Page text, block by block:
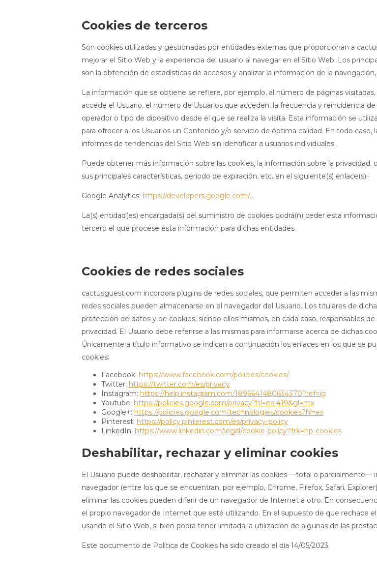
Cookies de terceros
Son cookies utilizadas y gestionadas por entidades externas que proporcionan a
mejorar el Sitio Web y la experiencia del usuario al navegar en el Sitio Web. Los
son la obtención de estadísticas de accesos y analizar la información de la
La información que se obtiene se refiere, por ejemplo, al número de páginas
accede el Usuario, el número de Usuarios que acceden, la frecuencia y reincidencia
operador o tipo de dipositivo desde el que se realiza la visita. Esta información se
para ofrecer a los Usuarios un Contenido y/o servicio de óptima calidad. En todo
informes de tendencias del Sitio Web sin identificar a usuarios individuales.
Puede obtener más información sobre las cookies, la información sobre la
sus principales características, periodo de expiración, etc. en el siguiente(s) enlace(s):
Google Analytics: https://developers.google.com/...
La(s) entidad(es) encargada(s) del suministro de cookies podrá(n) ceder esta
tercero el que procese esta información para dichas entidades.
Cookies de redes sociales
cactusguest.com incorpora plugins de redes sociales, que permiten acceder a las
redes sociales pueden almacenarse en el navegador del Usuario. Los titulares de
protección de datos y de cookies, siendo ellos mismos, en cada caso, responsables
privacidad. El Usuario debe referirse a las mismas para informarse acerca de dichas
Únicamente a título informativo se indican a continuación los enlaces en los que se
cookies:
Facebook: https://www.facebook.com/policies/cookies/
Twitter: https://twitter.com/es/privacy
Instagram: https://help.instagram.com/1896641480634370?ref=ig
Youtube: https://policies.google.com/privacy?hl=es-419&gl=mx
Google+: https://policies.google.com/technologies/cookies?hl=es
Pinterest: https://policy.pinterest.com/es/privacy-policy
LinkedIn: https://www.linkedin.com/legal/cookie-policy?trk=hp-cookies
Deshabilitar, rechazar y eliminar cookies
El Usuario puede deshabilitar, rechazar y eliminar las cookies —total o
navegador (entre los que se encuentran, por ejemplo, Chrome, Firefox, Safari,
eliminar las cookies pueden diferir de un navegador de Internet a otro. En
el propio navegador de Internet que esté utilizando. En el supuesto de que
usando el Sitio Web, si bien podrá tener limitada la utilización de algunas de las
Este documento de Política de Cookies ha sido creado el día 14/05/2023.